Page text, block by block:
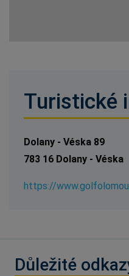
Turistické
Dolany - Véska 89
783 16 Dolany - Véska
https://
Důležité